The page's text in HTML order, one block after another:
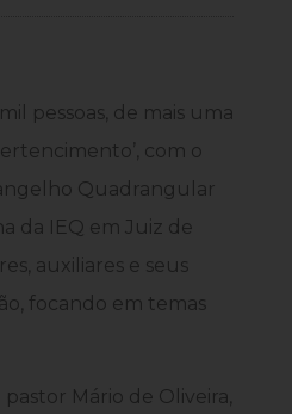
pessoas, de mais uma
com o
Quadrangular
da IEQ em Juiz de
auxiliares e seus
focando em temas
Mário de Oliveira,